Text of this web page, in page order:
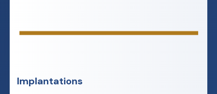
Implantations